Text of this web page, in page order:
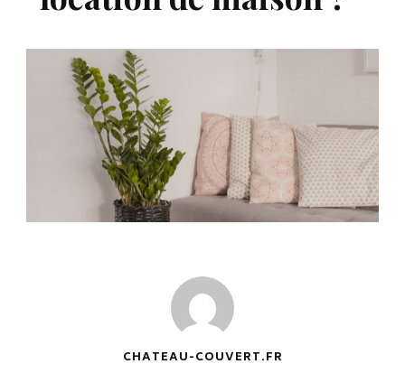
CHATEAU-COUVERT.FR